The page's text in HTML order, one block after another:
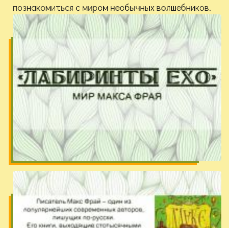
познакомиться с миром необычных волшебников.